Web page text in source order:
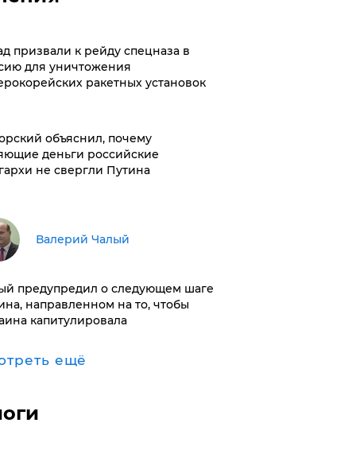
призвали к рейду спецназа в
для уничтожения
ракетных установок
объяснил, почему
деньги российские
не свергли Путина
Валерий Чалый
предупредил о следующем шаге
направленном на то, чтобы
капитулировала
ещё